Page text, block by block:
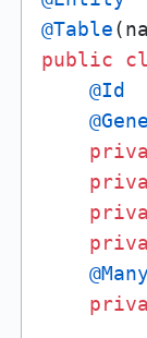
@Table
public
@Id